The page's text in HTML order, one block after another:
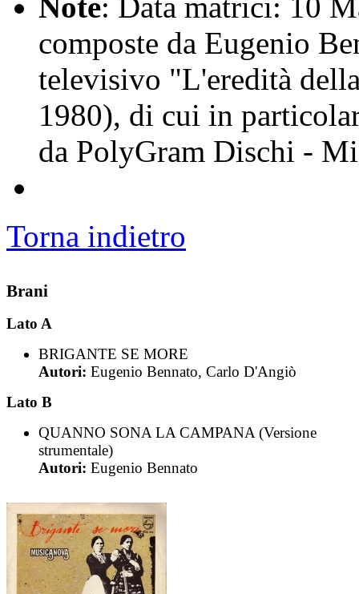
composte da Eugenio
televisivo "L'eredità
1980), di cui in
da PolyGram Dischi -
Torna indietro
Brani
Lato A
BRIGANTE SE MORE
Autori: Eugenio Bennato, Carlo D'Angiò
Lato B
QUANNO SONA LA CAMPANA (Versione
strumentale)
Autori: Eugenio Bennato